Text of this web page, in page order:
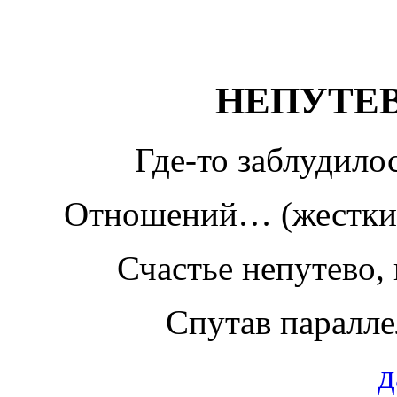
Где-то
Отношений…
Счастье
Спутав